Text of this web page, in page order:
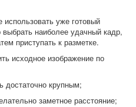
уже готовый
наиболее удачный кадр,
приступать к разметке.
исходное изображение по
достаточно крупным;
заметное расстояние;